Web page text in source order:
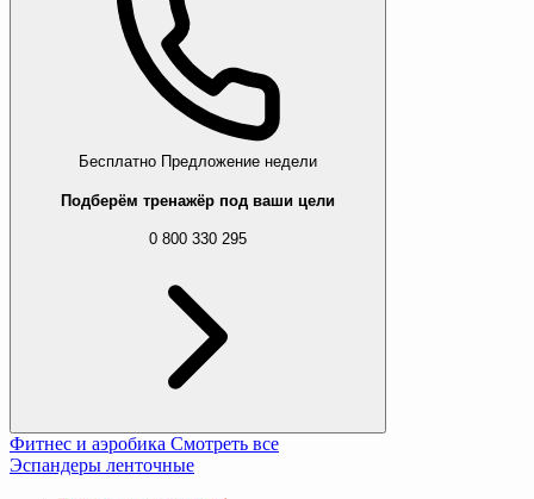
Бесплатно Предложение недели
Подберём тренажёр под ваши цели
0 800 330 295
Фитнес и аэробика Смотреть все
Эспандеры ленточные